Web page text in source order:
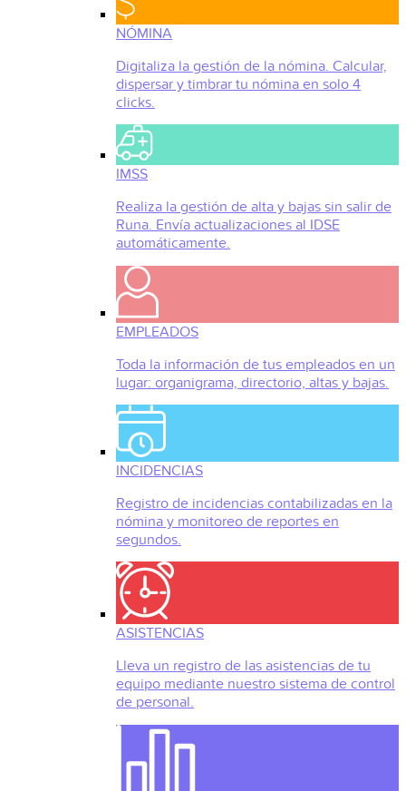
NÓMINA
Digitaliza la gestión de la nómina. Calcular,
dispersar y timbrar tu nómina en solo 4
clicks.
IMSS
Realiza la gestión de alta y bajas sin salir de
Runa. Envía actualizaciones al IDSE
automáticamente.
EMPLEADOS
Toda la información de tus empleados en un
lugar: organigrama, directorio, altas y bajas.
INCIDENCIAS
Registro de incidencias contabilizadas en la
nómina y monitoreo de reportes en
segundos.
ASISTENCIAS
Lleva un registro de las asistencias de tu
equipo mediante nuestro sistema de control
de personal.